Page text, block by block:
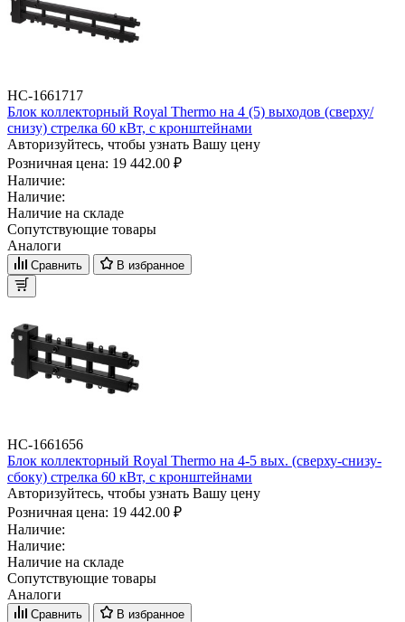
НС-1661717
Блок коллекторный Royal Thermo на 4 (5) выходов (сверху/
снизу) стрелка 60 кВт, с кронштейнами
Авторизуйтесь, чтобы узнать Вашу цену
Розничная цена: 19 442.00 ₽
Наличие:
Наличие:
Наличие на складе
Сопутствующие товары
Аналоги
Сравнить В избранное
НС-1661656
Блок коллекторный Royal Thermo на 4-5 вых. (сверху-снизу-
сбоку) стрелка 60 кВт, с кронштейнами
Авторизуйтесь, чтобы узнать Вашу цену
Розничная цена: 19 442.00 ₽
Наличие:
Наличие:
Наличие на складе
Сопутствующие товары
Аналоги
Сравнить В избранное